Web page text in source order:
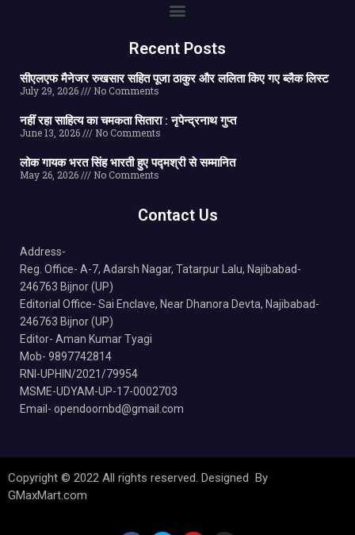
Recent Posts
सीएलएफ मैनेजर रुखसार सहित पूजा ठाकुर और ललिता किए गए ब्लैक लिस्ट
July 29, 2026 No Comments
नहीं रहा साहित्य का चमकता सितारा : नृपेन्द्रनाथ गुप्त
June 13, 2026 No Comments
लोक गायक भरत सिंह भारती हुए पद्मश्री से सम्मानित
May 26, 2026 No Comments
Contact Us
Address-
Reg. Office- A-7, Adarsh Nagar, Tatarpur Lalu, Najibabad-
246763 Bijnor (UP)
Editorial Office- Sai Enclave, Near Dhanora Devta, Najibabad-
246763 Bijnor (UP)
Editor- Aman Kumar Tyagi
Mob- 9897742814
RNI-UPHIN/2021/79954
MSME-UDYAM-UP-17-0002703
Email- opendoornbd@gmail.com
Copyright © 2022 All rights reserved. Designed By
GMaxMart.com